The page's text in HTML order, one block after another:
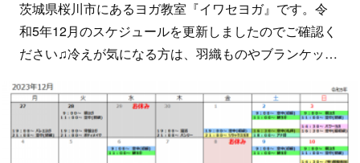
茨城県桜川市にあるヨガ教室『イワセヨガ』です。令
和5年12月のスケジュールを更新しましたのでご確認く
ださい♫冷えが気になる方は、羽織ものやブランケッ…